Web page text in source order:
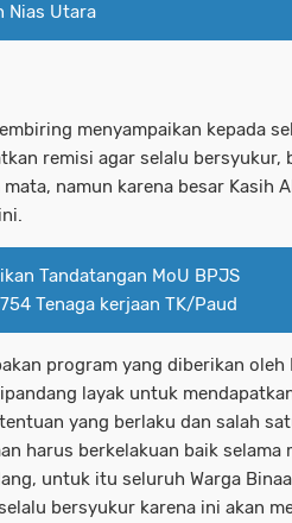
Nias Utara
menyampaikan kepada
remisi agar selalu bersyukur,
namun karena besar Kasih
Tandatangan MoU BPJS
Tenaga kerjaan TK/Paud
program yang diberikan oleh
layak untuk
yang berlaku dan salah
harus berkelakuan baik selama
untuk itu seluruh Warga
bersyukur karena ini akan